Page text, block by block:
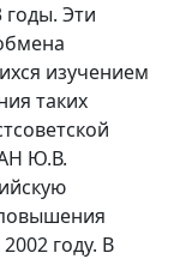
Эти
изучением
таких
Ю.В.
году. В